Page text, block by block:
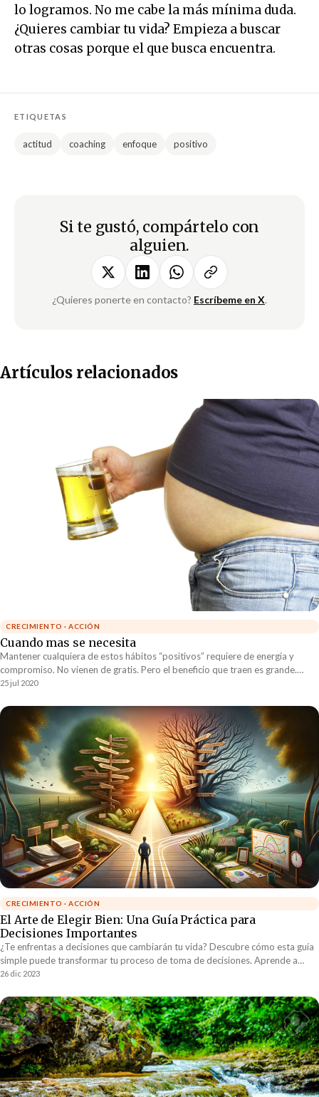
lo logramos. No me cabe la más mínima duda.
¿Quieres cambiar tu vida? Empieza a buscar
otras cosas porque el que busca encuentra.
ETIQUETAS
actitud coaching enfoque positivo
Si te gustó, compártelo con
alguien.
¿Quieres ponerte en contacto? Escríbeme en X.
Artículos relacionados
CRECIMIENTO · ACCIÓN
Cuando mas se necesita
Mantener cualquiera de estos hábitos “positivos” requiere de energía y
compromiso. No vienen de gratis. Pero el beneficio que traen es grande.
Sostener un hábito positivo, sea cual sea, mejora considerablemente la
25 jul 2020
CRECIMIENTO · ACCIÓN
El Arte de Elegir Bien: Una Guía Práctica para
Decisiones Importantes
¿Te enfrentas a decisiones que cambiarán tu vida? Descubre cómo esta guía
simple puede transformar tu proceso de toma de decisiones. Aprende a
elegir no solo bien, sino de manera óptima. Haz clic para descubrir los
26 dic 2023